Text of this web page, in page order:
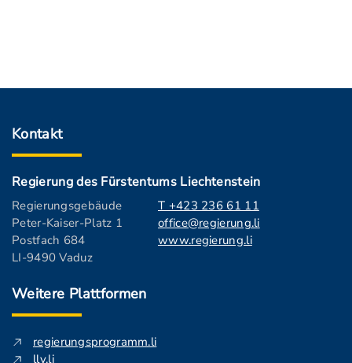
Kontakt
Regierung des Fürstentums Liechtenstein
Regierungsgebäude
Peter-Kaiser-Platz 1
Postfach 684
LI-9490 Vaduz
T +423 236 61 11
office@regierung.li
www.regierung.li
Weitere Plattformen
regierungsprogramm.li
llv.li